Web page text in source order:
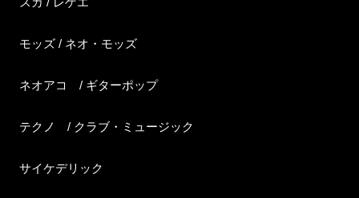
モッズ / ネオ・モッズ
ネオアコ / ギターポップ
テクノ / クラブ・ミュージック
サイケデリック